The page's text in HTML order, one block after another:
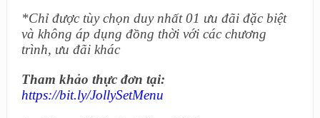
*Chỉ được tùy chọn duy nhất 01 ưu đãi đặc biệt
và không áp dụng đồng thời với các chương
trình, ưu đãi khác
Tham khảo thực đơn tại:
https://bit.ly/JollySetMenu